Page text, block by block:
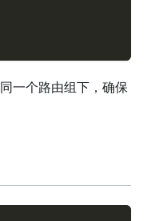
同一个路由组下，确保